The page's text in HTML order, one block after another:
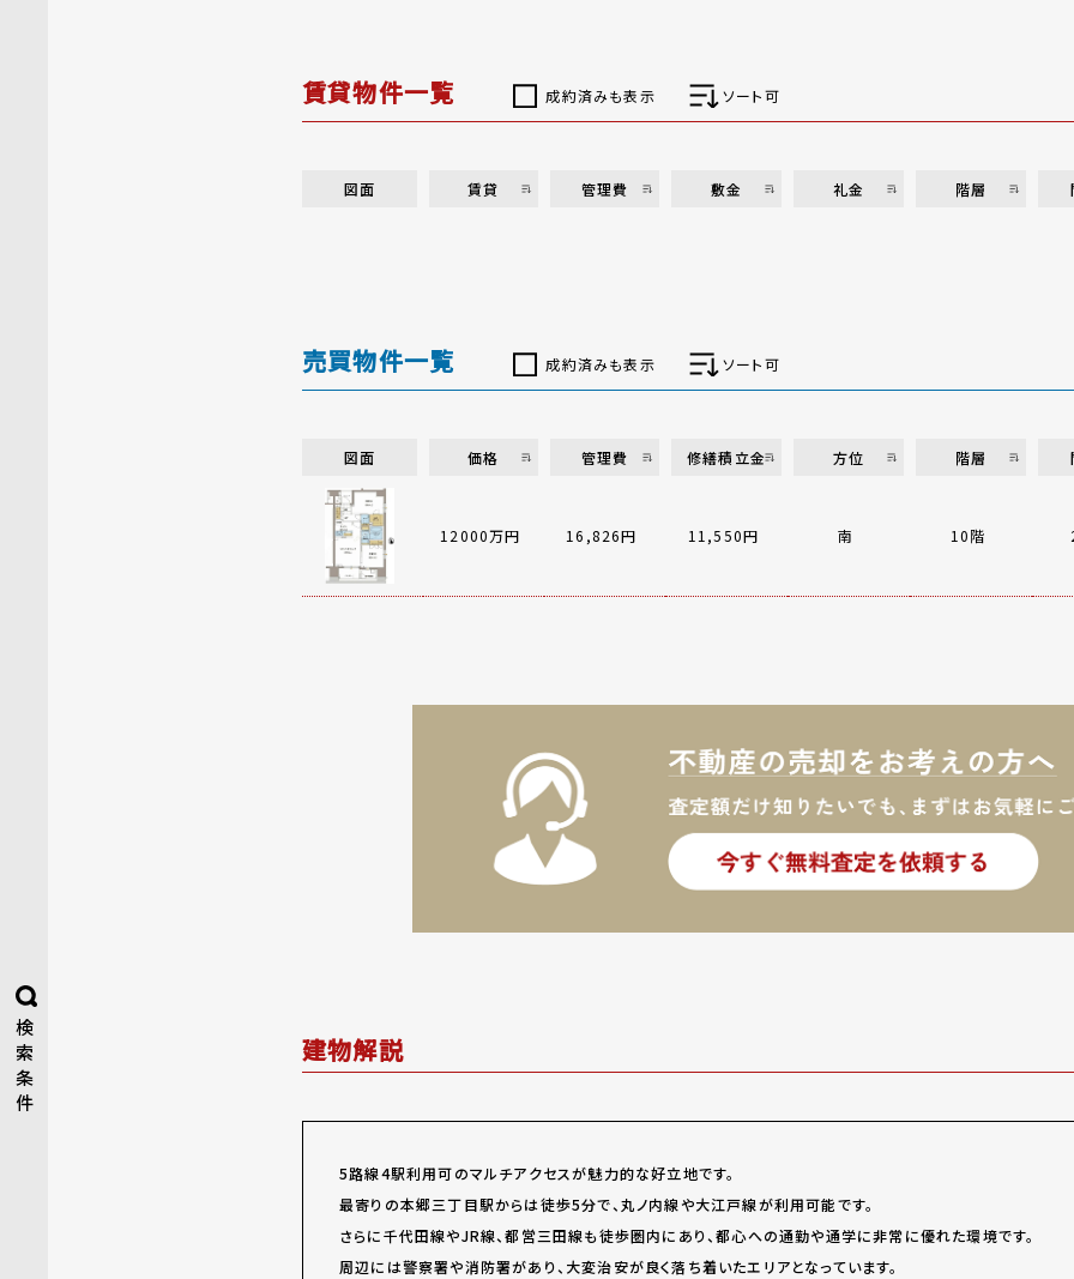
検
索
条
件
賃貸物件一覧 成約済みも表示 ソート可
図面 賃貸 管理費 敷金 礼金 階層
売買物件一覧 成約済みも表示 ソート可
図面 価格 管理費 修繕積立金 方位 階層
12000万円 16,826円 11,550円 南 10階
建物解説
5路線4駅利用可のマルチアクセスが魅力的な好立地です。
最寄りの本郷三丁目駅からは徒歩5分で、丸ノ内線や大江戸線が利用可能です。
さらに千代田線やJR線、都営三田線も徒歩圏内にあり、都心への通勤や通学に非常に優れた環境です。
周辺には警察署や消防署があり、大変治安が良く落ち着いたエリアとなっています。